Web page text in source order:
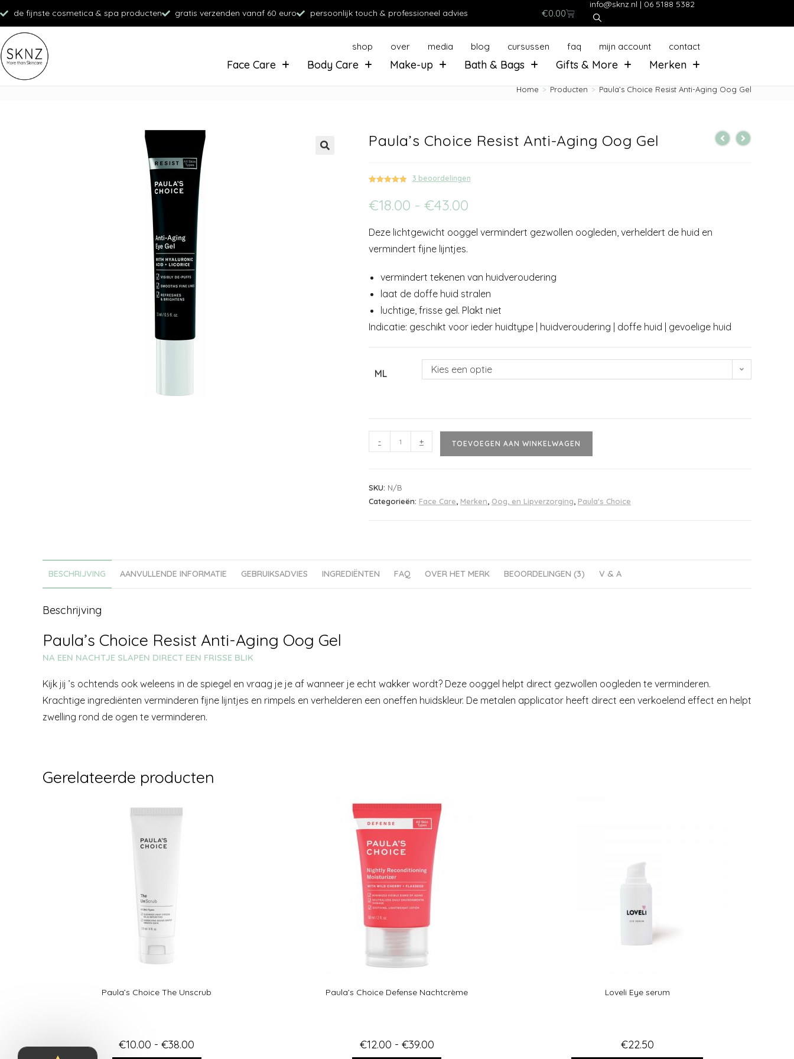
de fijnste cosmetica & spa producten gratis verzenden vanaf 60 euro persoonlijk touch & professioneel advies €0.00
info@sknz.nl | 06 5188 5382
shop over media blog cursussen faq mijn account contact
Face Care Body Care Make-up Bath & Bags Gifts & More Merken
Home > Producten > Paula’s Choice Resist Anti-Aging Oog Gel
Paula’s Choice Resist Anti-Aging Oog Gel
5.00op 5
gebaseerd
waarderinge
n
3 beoordelingen
€18.00 - €43.00
Deze lichtgewicht ooggel vermindert gezwollen oogleden, verheldert de huid en
vermindert fijne lijntjes.
vermindert tekenen van huidveroudering
laat de doffe huid stralen
luchtige, frisse gel. Plakt niet
Indicatie: geschikt voor ieder huidtype | huidveroudering | doffe huid | gevoelige huid
ML Kies een optie
- + TOEVOEGEN AAN WINKELWAGEN
SKU: N/B
Categorieën: Face Care Merken Oog, en Lipverzorging Paula's Choice
BESCHRIJVING AANVULLENDE INFORMATIE GEBRUIKSADVIES INGREDIËNTEN FAQ OVER HET MERK BEOORDELINGEN (3) V & A
Beschrijving
Paula’s Choice Resist Anti-Aging Oog Gel
NA EEN NACHTJE SLAPEN DIRECT EEN FRISSE BLIK
Kijk jij ’s ochtends ook weleens in de spiegel en vraag je je af wanneer je echt wakker wordt? Deze ooggel helpt direct gezwollen oogleden te verminderen.
Krachtige ingrediënten verminderen fijne lijntjes en rimpels en verhelderen een oneffen huidskleur. De metalen applicator heeft direct een verkoelend effect en helpt
zwelling rond de ogen te verminderen.
Gerelateerde producten
Paula’s Choice The Unscrub
€10.00 - €38.00
Paula’s Choice Defense Nachtcrème
€12.00 - €39.00
Loveli Eye serum
€22.50